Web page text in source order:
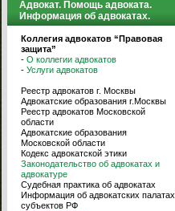
Адвокат. Помощь адвоката.
Информация об адвокатах.
Коллегия адвокатов “Правовая
защита”
- О коллегии адвокатов
- Услуги адвокатов
Реестр адвокатов г. Москвы
Адвокатские образования г.Москвы
Реестр адвокатов Московской
области
Адвокатские образования
Московской области
Кодекс адвокатской этики
Законодательство об адвокатах и
адвокатуре
Судебная практика об адвокатах
Информация об адвокатских палатах
субъектов РФ